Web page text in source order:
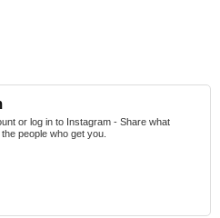
or log in to Instagram - Share what
people who get you.